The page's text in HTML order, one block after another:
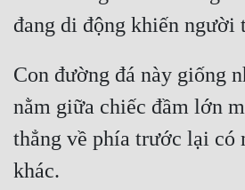
Con đường đá này giống
nằm giữa chiếc đầm lớn
thẳng về phía trước lại có